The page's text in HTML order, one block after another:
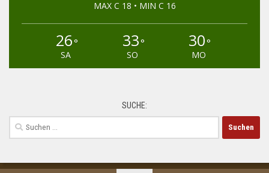
MAX C 18 • MIN C 16
26°
SA
33°
SO
30°
MO
SUCHE:
Suchen
nach: